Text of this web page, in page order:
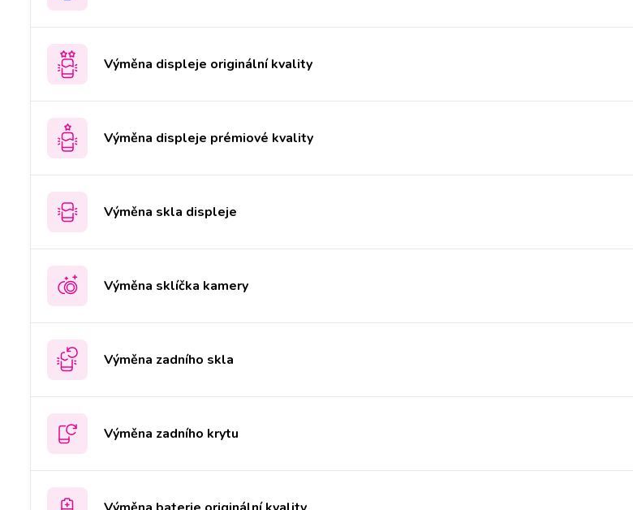
Výměna displeje originální kvality
Výměna displeje prémiové kvality
Výměna skla displeje
Výměna sklíčka kamery
Výměna zadního skla
Výměna zadního krytu